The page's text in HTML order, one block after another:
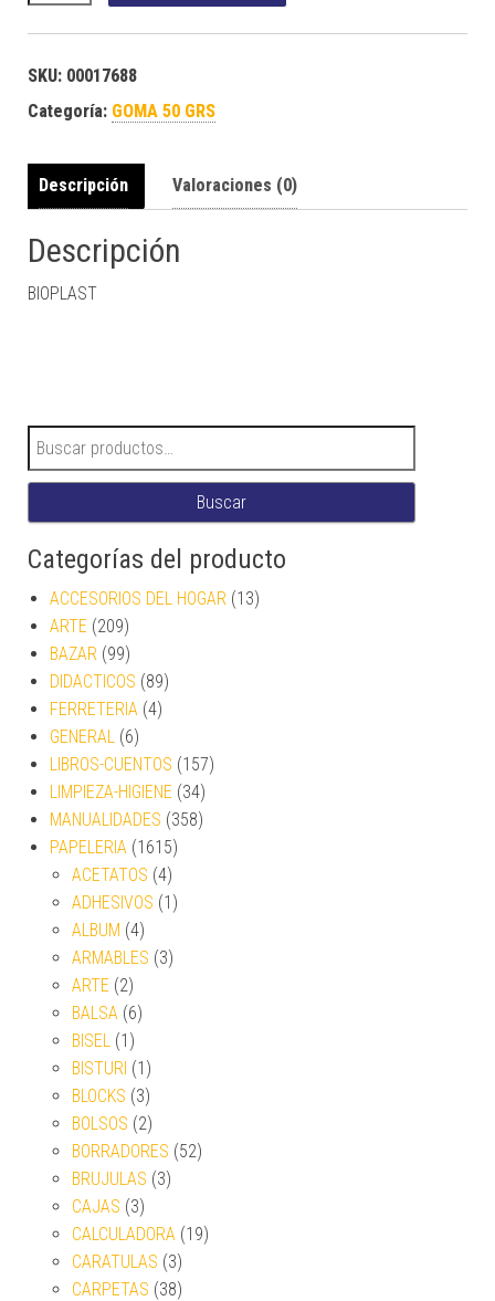
SKU: 00017688
Categoría: GOMA 50 GRS
Descripción Valoraciones (0)
Descripción
BIOPLAST
Buscar por:
Buscar
Categorías del producto
ACCESORIOS DEL HOGAR (13)
ARTE (209)
BAZAR (99)
DIDACTICOS (89)
FERRETERIA (4)
GENERAL (6)
LIBROS-CUENTOS (157)
LIMPIEZA-HIGIENE (34)
MANUALIDADES (358)
PAPELERIA (1615)
ACETATOS (4)
ADHESIVOS (1)
ALBUM (4)
ARMABLES (3)
ARTE (2)
BALSA (6)
BISEL (1)
BISTURI (1)
BLOCKS (3)
BOLSOS (2)
BORRADORES (52)
BRUJULAS (3)
CAJAS (3)
CALCULADORA (19)
CARATULAS (3)
CARPETAS (38)